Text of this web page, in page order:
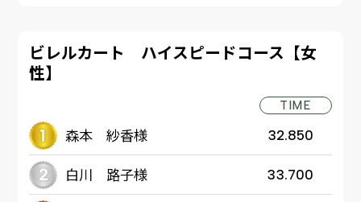
ビレルカート ハイスピードコース【女
性】
TIME
森本 紗香様 32.850
白川 路子様 33.700